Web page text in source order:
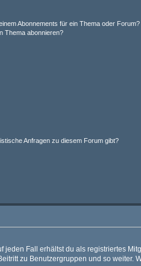
Abonnements für ein Thema oder Forum?
Thema abonnieren?
Anfragen zu diesem Forum gibt?
jeden Fall erhältst du als registriertes
zu Benutzergruppen und so weiter.